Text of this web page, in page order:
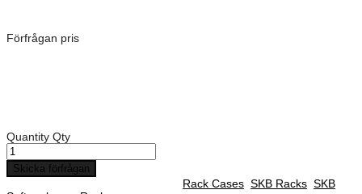
Förfrågan pris
Quantity Qty
Skicka förfrågan
Rack Cases SKB Racks SKB